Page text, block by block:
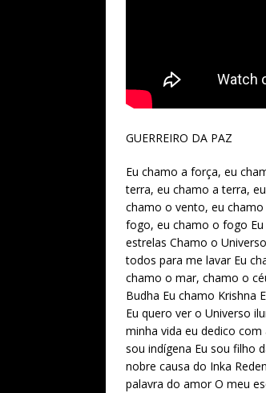
GUERREIRO DA PAZ
Eu chamo a força, eu
terra, eu chamo a terra,
chamo o vento, eu
fogo, eu chamo o fogo
estrelas Chamo o
todos para me lavar Eu
chamo o mar, chamo o
Budha Eu chamo Krishna
Eu quero ver o Universo
minha vida eu dedico
sou indígena Eu sou filho
nobre causa do Inka
palavra do amor O meu